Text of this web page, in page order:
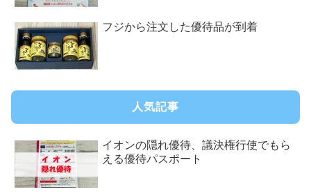
フジから注文した優待品が到着
人気記事
イオンの隠れ優待、議決権行使でもら
える優待パスポート